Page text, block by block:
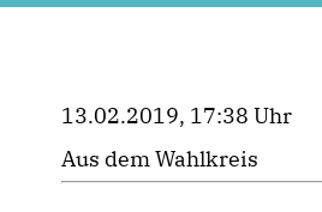
13.02.2019, 17:38 Uhr
Aus dem Wahlkreis